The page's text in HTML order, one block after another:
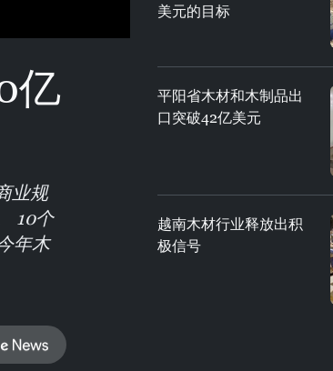
亿
业规
10个
年木
美元的目标
平阳省木材和木制品出
口突破42亿美元
越南木材行业释放出积
极信号